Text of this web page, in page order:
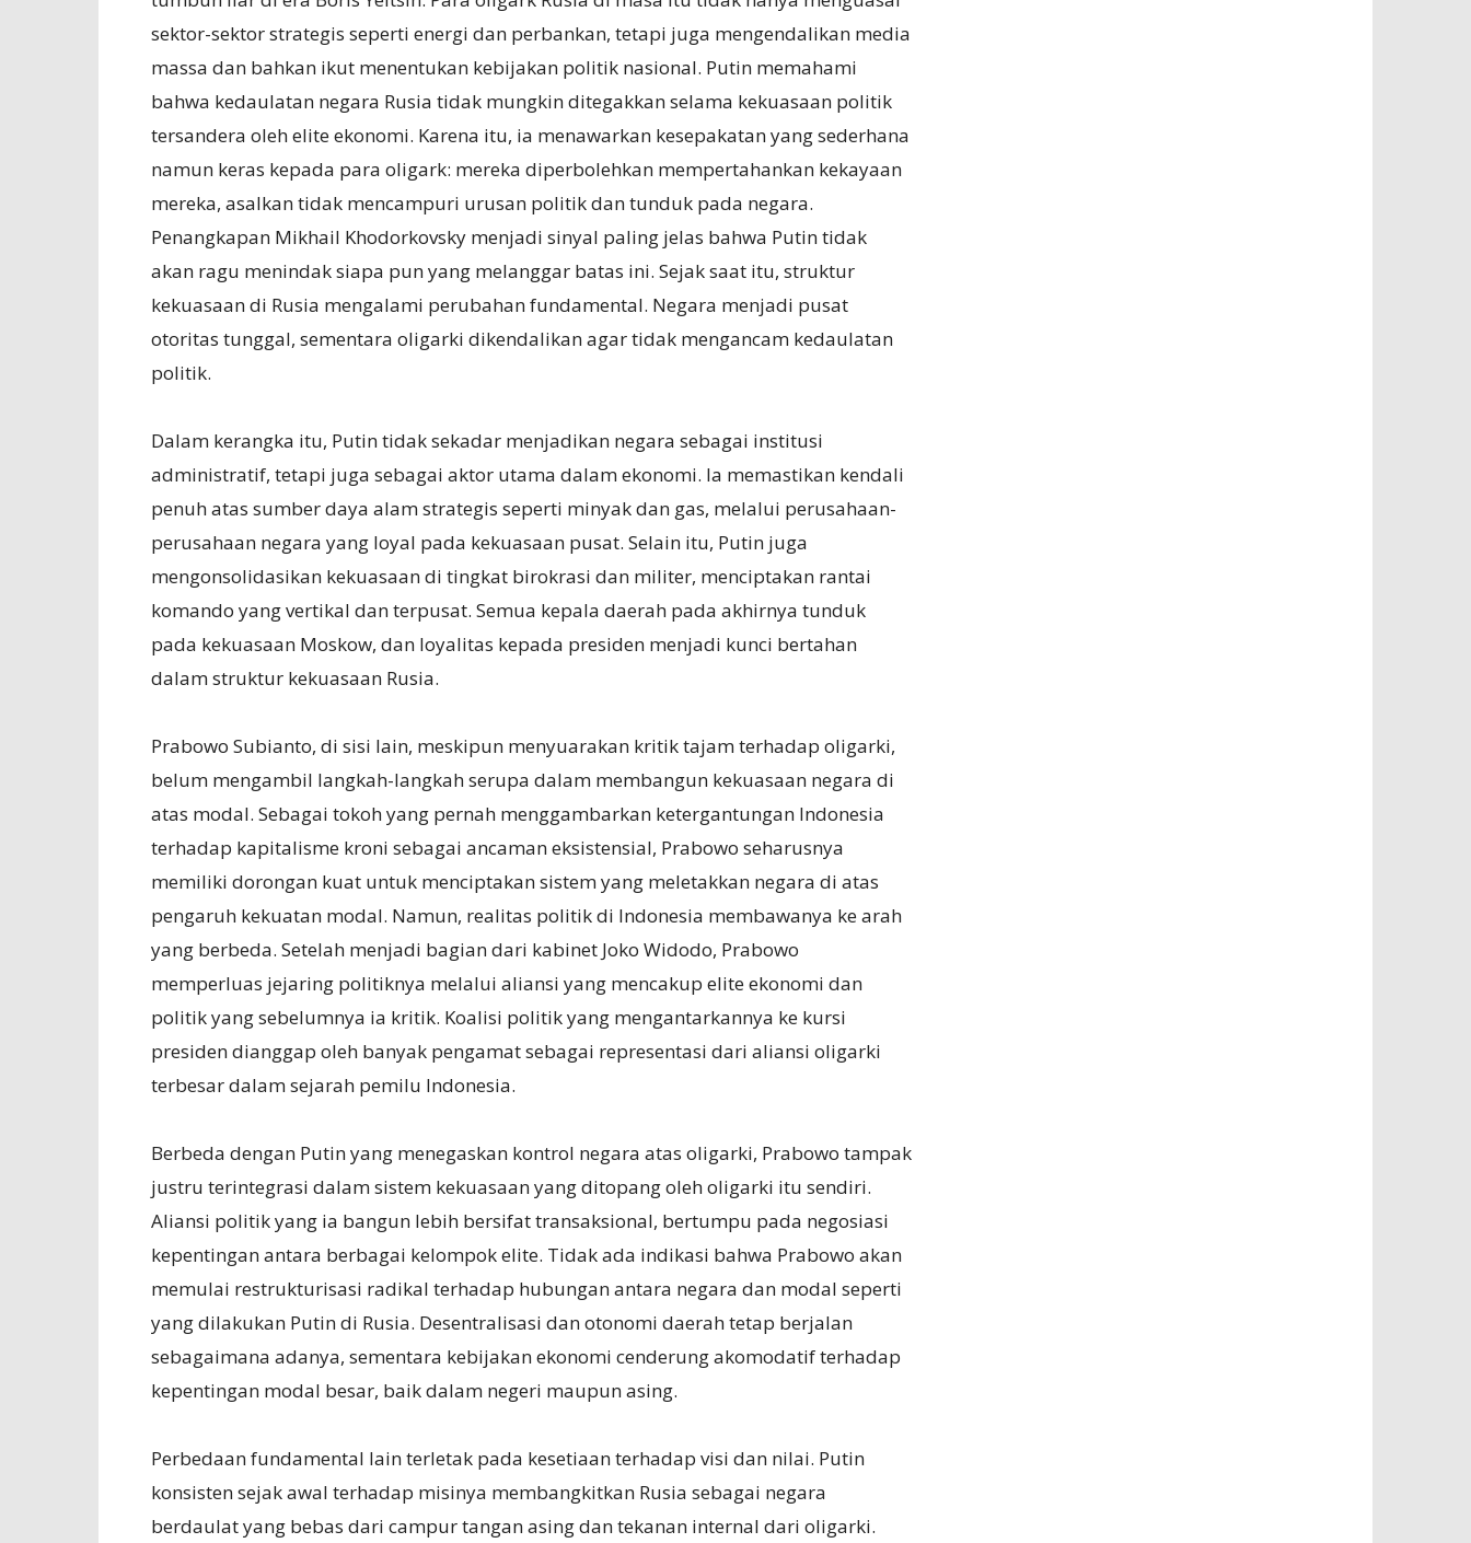
sektor-sektor strategis seperti energi dan perbankan, tetapi juga mengendalikan media
massa dan bahkan ikut menentukan kebijakan politik nasional. Putin memahami
bahwa kedaulatan negara Rusia tidak mungkin ditegakkan selama kekuasaan politik
tersandera oleh elite ekonomi. Karena itu, ia menawarkan kesepakatan yang sederhana
namun keras kepada para oligark: mereka diperbolehkan mempertahankan kekayaan
mereka, asalkan tidak mencampuri urusan politik dan tunduk pada negara.
Penangkapan Mikhail Khodorkovsky menjadi sinyal paling jelas bahwa Putin tidak
akan ragu menindak siapa pun yang melanggar batas ini. Sejak saat itu, struktur
kekuasaan di Rusia mengalami perubahan fundamental. Negara menjadi pusat
otoritas tunggal, sementara oligarki dikendalikan agar tidak mengancam kedaulatan
politik.
Dalam kerangka itu, Putin tidak sekadar menjadikan negara sebagai institusi
administratif, tetapi juga sebagai aktor utama dalam ekonomi. Ia memastikan kendali
penuh atas sumber daya alam strategis seperti minyak dan gas, melalui perusahaan-
perusahaan negara yang loyal pada kekuasaan pusat. Selain itu, Putin juga
mengonsolidasikan kekuasaan di tingkat birokrasi dan militer, menciptakan rantai
komando yang vertikal dan terpusat. Semua kepala daerah pada akhirnya tunduk
pada kekuasaan Moskow, dan loyalitas kepada presiden menjadi kunci bertahan
dalam struktur kekuasaan Rusia.
Prabowo Subianto, di sisi lain, meskipun menyuarakan kritik tajam terhadap oligarki,
belum mengambil langkah-langkah serupa dalam membangun kekuasaan negara di
atas modal. Sebagai tokoh yang pernah menggambarkan ketergantungan Indonesia
terhadap kapitalisme kroni sebagai ancaman eksistensial, Prabowo seharusnya
memiliki dorongan kuat untuk menciptakan sistem yang meletakkan negara di atas
pengaruh kekuatan modal. Namun, realitas politik di Indonesia membawanya ke arah
yang berbeda. Setelah menjadi bagian dari kabinet Joko Widodo, Prabowo
memperluas jejaring politiknya melalui aliansi yang mencakup elite ekonomi dan
politik yang sebelumnya ia kritik. Koalisi politik yang mengantarkannya ke kursi
presiden dianggap oleh banyak pengamat sebagai representasi dari aliansi oligarki
terbesar dalam sejarah pemilu Indonesia.
Berbeda dengan Putin yang menegaskan kontrol negara atas oligarki, Prabowo tampak
justru terintegrasi dalam sistem kekuasaan yang ditopang oleh oligarki itu sendiri.
Aliansi politik yang ia bangun lebih bersifat transaksional, bertumpu pada negosiasi
kepentingan antara berbagai kelompok elite. Tidak ada indikasi bahwa Prabowo akan
memulai restrukturisasi radikal terhadap hubungan antara negara dan modal seperti
yang dilakukan Putin di Rusia. Desentralisasi dan otonomi daerah tetap berjalan
sebagaimana adanya, sementara kebijakan ekonomi cenderung akomodatif terhadap
kepentingan modal besar, baik dalam negeri maupun asing.
Perbedaan fundamental lain terletak pada kesetiaan terhadap visi dan nilai. Putin
konsisten sejak awal terhadap misinya membangkitkan Rusia sebagai negara
berdaulat yang bebas dari campur tangan asing dan tekanan internal dari oligarki.